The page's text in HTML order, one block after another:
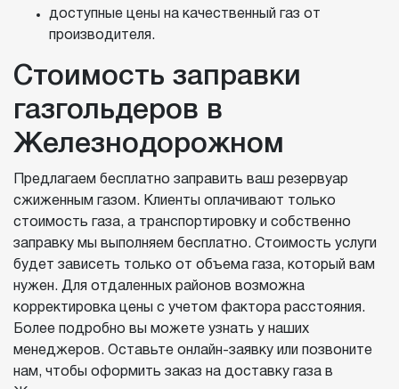
доступные цены на качественный газ от
производителя.
Стоимость заправки
газгольдеров в
Железнодорожном
Предлагаем бесплатно заправить ваш резервуар
сжиженным газом. Клиенты оплачивают только
стоимость газа, а транспортировку и собственно
заправку мы выполняем бесплатно. Стоимость услуги
будет зависеть только от объема газа, который вам
нужен. Для отдаленных районов возможна
корректировка цены с учетом фактора расстояния.
Более подробно вы можете узнать у наших
менеджеров. Оставьте онлайн-заявку или позвоните
нам, чтобы оформить заказ на доставку газа в